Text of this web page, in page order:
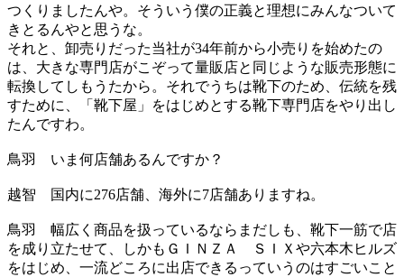
つくりましたんや。そういう僕の正義と理想にみんなついて
きとるんやと思うな。
それと、卸売りだった当社が34年前から小売りを始めたの
は、大きな専門店がこぞって量販店と同じような販売形態に
転換してしもうたから。それでうちは靴下のため、伝統を残
すために、「靴下屋」をはじめとする靴下専門店をやり出し
たんですわ。
鳥羽 いま何店舗あるんですか？
越智 国内に276店舗、海外に7店舗ありますね。
鳥羽
幅広く商品を扱っているならまだしも、靴下一筋で店
を成り立たせて、しかもＧＩＮＺＡ ＳＩＸや六本木ヒルズ
をはじめ、一流どころに出店できるっていうのはすごいこと